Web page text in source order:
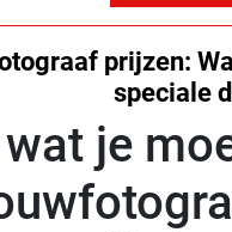
prijzen:
speciale
je